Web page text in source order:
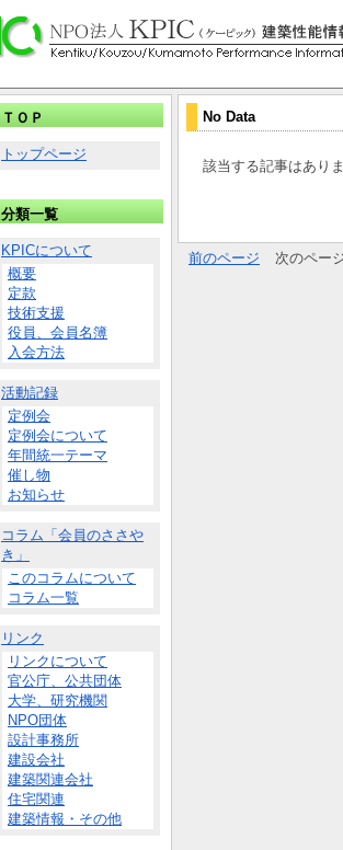
No Data
該当する記事はあり
前のページ 次のペー
ＴＯＰ
トップページ
分類一覧
KPICについて
概要
定款
技術支援
役員、会員名簿
入会方法
活動記録
定例会
定例会について
年間統一テーマ
催し物
お知らせ
コラム「会員のささや
き」
このコラムについて
コラム一覧
リンク
リンクについて
官公庁、公共団体
大学、研究機関
NPO団体
設計事務所
建設会社
建築関連会社
住宅関連
建築情報・その他